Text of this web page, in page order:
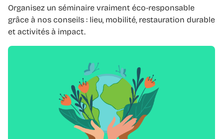
Organisez un séminaire vraiment éco‑responsable
grâce à nos conseils : lieu, mobilité, restauration durable
et activités à impact.